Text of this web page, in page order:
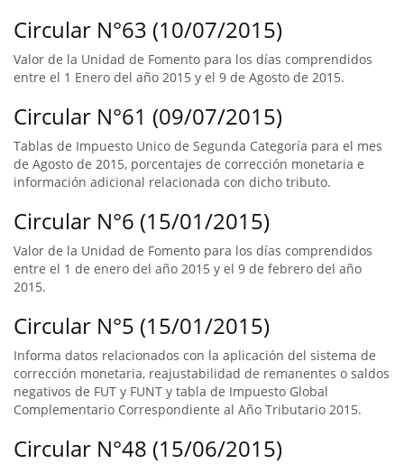
Circular N°63 (10/07/2015)
Valor de la Unidad de Fomento para los días comprendidos
entre el 1 Enero del año 2015 y el 9 de Agosto de 2015.
Circular N°61 (09/07/2015)
Tablas de Impuesto Unico de Segunda Categoría para el mes
de Agosto de 2015, porcentajes de corrección monetaria e
información adicional relacionada con dicho tributo.
Circular N°6 (15/01/2015)
Valor de la Unidad de Fomento para los días comprendidos
entre el 1 de enero del año 2015 y el 9 de febrero del año
2015.
Circular N°5 (15/01/2015)
Informa datos relacionados con la aplicación del sistema de
corrección monetaria, reajustabilidad de remanentes o saldos
negativos de FUT y FUNT y tabla de Impuesto Global
Complementario Correspondiente al Año Tributario 2015.
Circular N°48 (15/06/2015)